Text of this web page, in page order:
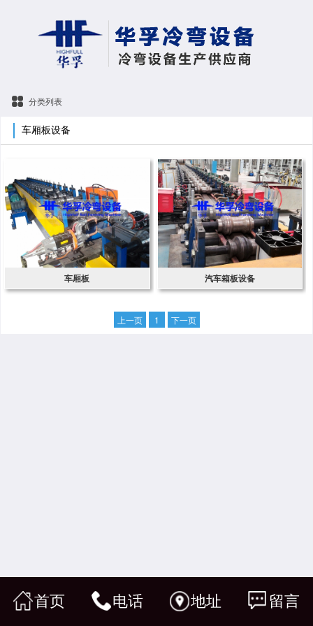
分类列表
车厢板设备
车厢板 汽车箱板设备
上一页 1 下一页
首页 电话 地址 留言